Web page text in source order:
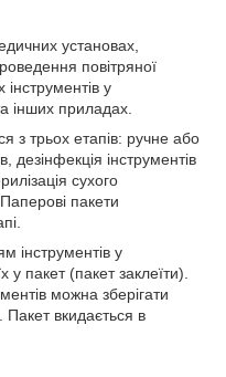
установах,
повітряної
у
інших приладах.
з трьох етапів: ручне або
дезінфекція інструментів
сухого
пакети
інструментів у
у пакет (пакет заклеїти).
можна зберігати
вкидається в